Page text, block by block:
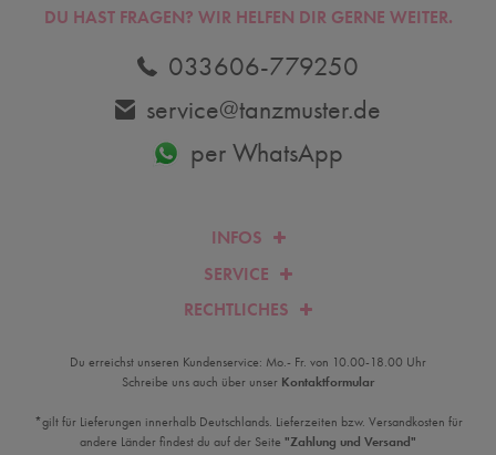
INFOS
SERVICE
RECHTLICHES
DU HAST FRAGEN? WIR HELFEN DIR GERNE WEITER.
033606-779250
service@tanzmuster.de
per WhatsApp
Du erreichst unseren Kundenservice: Mo.- Fr. von 10.00-18.00 Uhr
Schreibe uns auch über unser Kontaktformular
*gilt für Lieferungen innerhalb Deutschlands. Lieferzeiten bzw. Versandkosten für
andere Länder findest du auf der Seite "Zahlung und Versand"